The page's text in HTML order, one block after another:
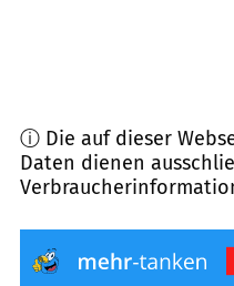
ⓘ Die auf dieser
Daten dienen